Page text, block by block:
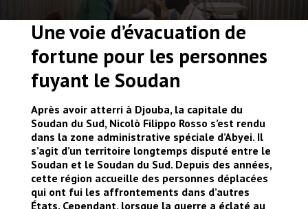
Une voie d’évacuation de
fortune pour les personnes
fuyant le Soudan
Après avoir atterri à Djouba, la capitale du
Soudan du Sud, Nicolò Filippo Rosso s’est rendu
dans la zone administrative spéciale d’Abyei. Il
s’agit d’un territoire longtemps disputé entre le
Soudan et le Soudan du Sud. Depuis des années,
cette région accueille des personnes déplacées
qui ont fui les affrontements dans d’autres
États. Cependant, lorsque la guerre a éclaté au